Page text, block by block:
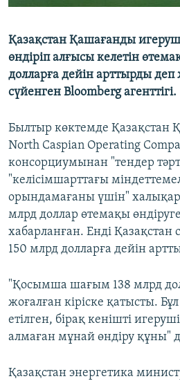
Қазақстан Қашағанды
өндіріп алғысы келетін
долларға дейін арттырды
сүйенген Bloomberg агенттігі.
Былтыр көктемде Қазақстан
North Caspian Operating
консорциумынан "тендер
"келісімшарттағы
орындамағаны үшін"
млрд доллар өтемақы
хабарланған. Енді Қазақстан
150 млрд долларға дейін
"Қосымша шағым 138 млрд
жоғалған кіріске қатысты.
етілген, бірақ кенішті
алмаған мұнай өндіру құны"
Қазақстан энергетика